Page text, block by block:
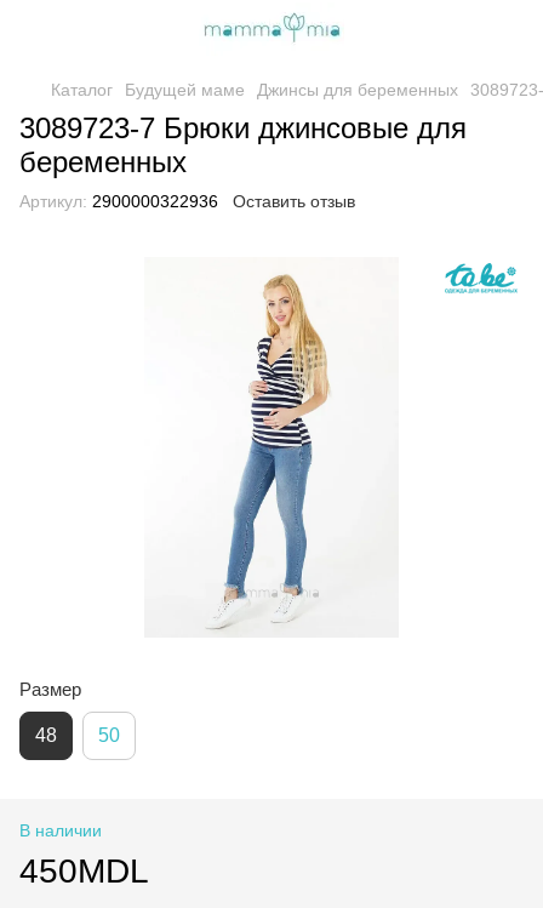
Каталог Будущей маме Джинсы для беременных
3089723-7 Брюки джинсовые для
беременных
Артикул: 2900000322936 Оставить отзыв
Размер
48 50
В наличии
450MDL